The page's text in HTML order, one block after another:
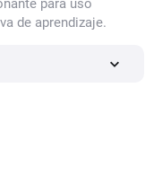
para uso
de aprendizaje.